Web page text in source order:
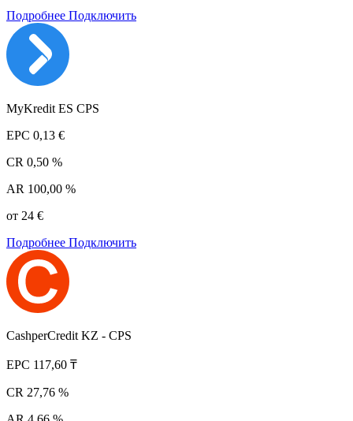
Подробнее Подключить
MyKredit ES CPS
EPC 0,13 €
CR 0,50 %
AR 100,00 %
от 24 €
Подробнее Подключить
CashperCredit KZ - CPS
EPC 117,60 ₸
CR 27,76 %